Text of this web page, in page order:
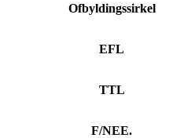
Ofbyldingssirkel
EFL
TTL
F/NEE.